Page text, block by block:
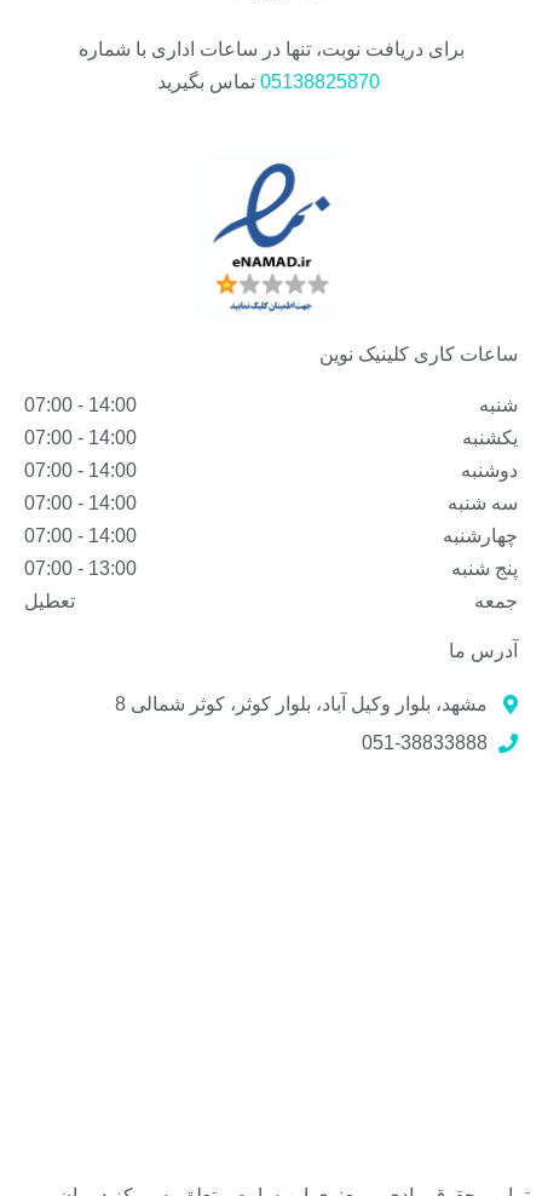
برای دریافت نوبت، تنها در ساعات اداری با شماره
05138825870 تماس بگیرید
ساعات کاری کلینیک نوین
شنبه
14:00 - 07:00
یکشنبه
14:00 - 07:00
دوشنبه
14:00 - 07:00
سه شنبه
14:00 - 07:00
چهارشنبه
14:00 - 07:00
پنج شنبه
13:00 - 07:00
جمعه
تعطیل
آدرس ما
مشهد، بلوار وکیل آباد، بلوار کوثر، کوثر شمالی 8
051-38833888